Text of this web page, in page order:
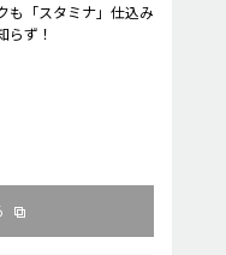
も「スタミナ」仕込み
らず！